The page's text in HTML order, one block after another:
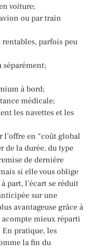
voiture;
ou par train
parfois peu
séparément;
à bord;
médicale;
les navettes et les
l’offre en “coût global
de la durée, du type
de dernière
si elle vous oblige
part, l’écart se réduit
sur une
avantageuse grâce à
mieux réparti
En pratique, les
la fin du